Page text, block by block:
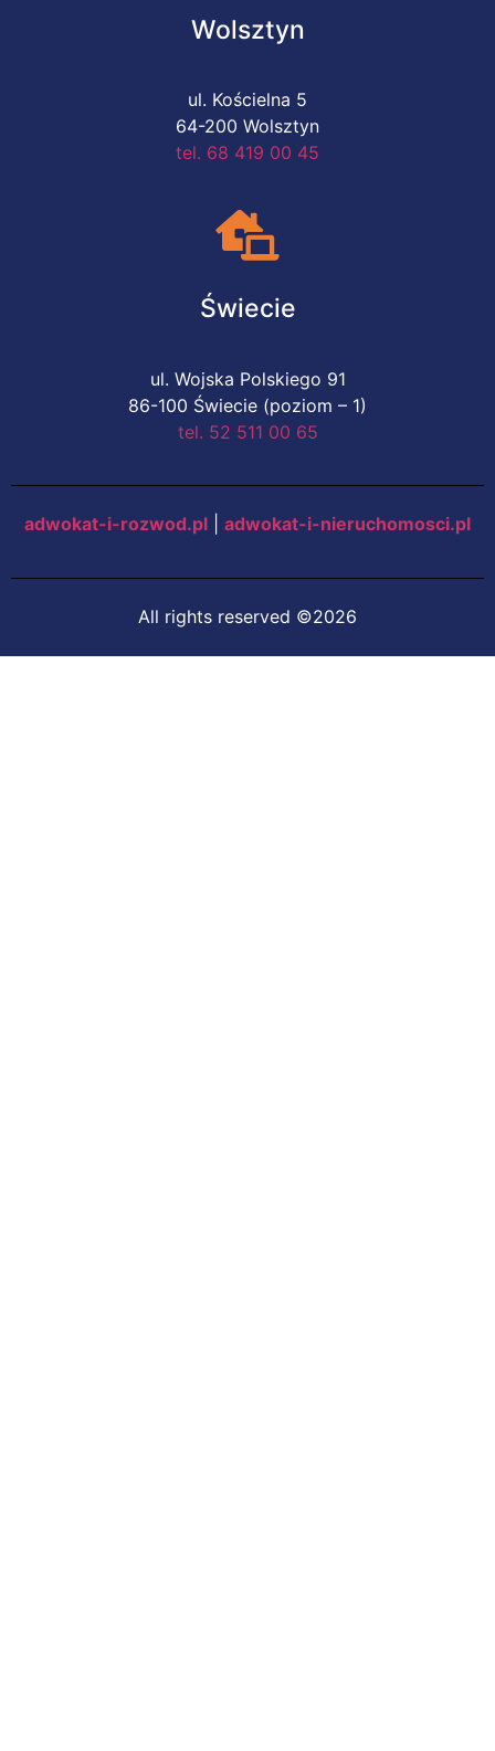
Wolsztyn
ul. Kościelna 5
64-200 Wolsztyn
tel. 68 419 00 45
Świecie
ul. Wojska Polskiego 91
86-100 Świecie (poziom – 1)
tel. 52 511 00 65
adwokat-i-rozwod.pl adwokat-i-nieruchomosci.pl
All rights reserved ©2026